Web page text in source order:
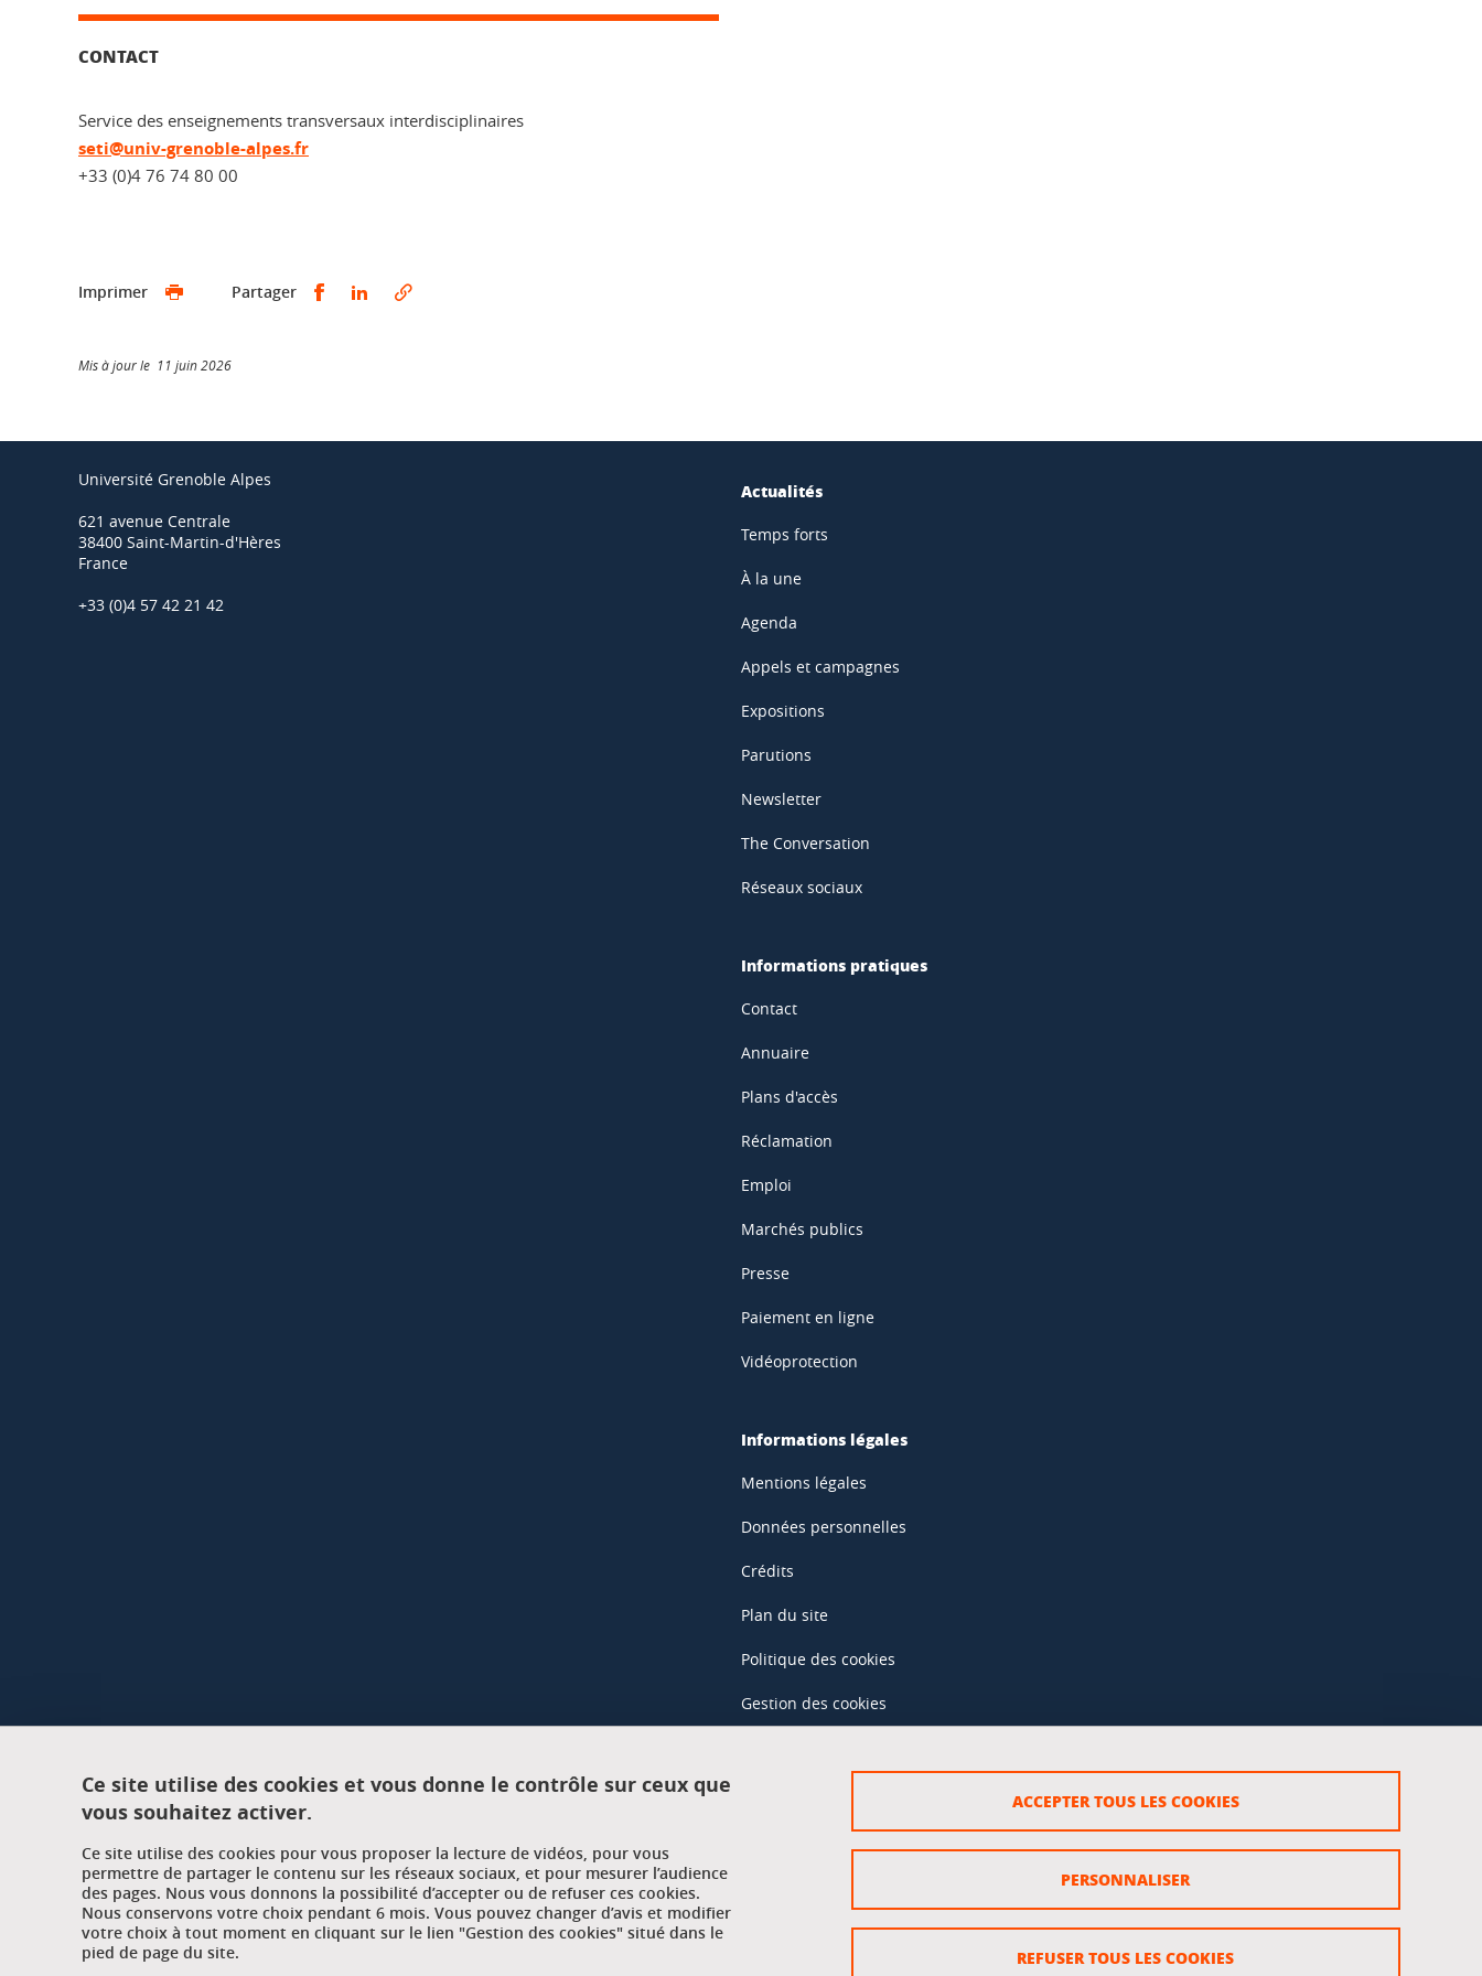
CONTACT
Service des enseignements transversaux interdisciplinaires
seti@univ-grenoble-alpes.fr
+33 (0)4 76 74 80 00
Imprimer Partager Partager sur Facebook
Partager sur LinkedIn
Mis à jour le 11 juin 2026
Université Grenoble Alpes
621 avenue Centrale
38400 Saint-Martin-d'Hères
France
+33 (0)4 57 42 21 42
Actualités
Temps forts
À la une
Agenda
Appels et campagnes
Expositions
Parutions
Newsletter
The Conversation
Réseaux sociaux
Informations pratiques
Contact
Annuaire
Plans d'accès
Réclamation
Emploi
Marchés publics
Presse
Paiement en ligne
Vidéoprotection
Informations légales
Mentions légales
Données personnelles
Crédits
Plan du site
Politique des cookies
Gestion des cookies
Accès réservés
Ce site utilise des cookies et vous donne le contrôle sur ceux que
vous souhaitez activer.
Ce site utilise des cookies pour vous proposer la lecture de vidéos, pour vous
permettre de partager le contenu sur les réseaux sociaux, et pour mesurer l’audience
des pages. Nous vous donnons la possibilité d’accepter ou de refuser ces cookies.
Nous conservons votre choix pendant 6 mois. Vous pouvez changer d’avis et modifier
votre choix à tout moment en cliquant sur le lien "Gestion des cookies" situé dans le
pied de page du site.
ACCEPTER TOUS LES COOKIES
REFUSER TOUS LES COOKIES
PERSONNALISER